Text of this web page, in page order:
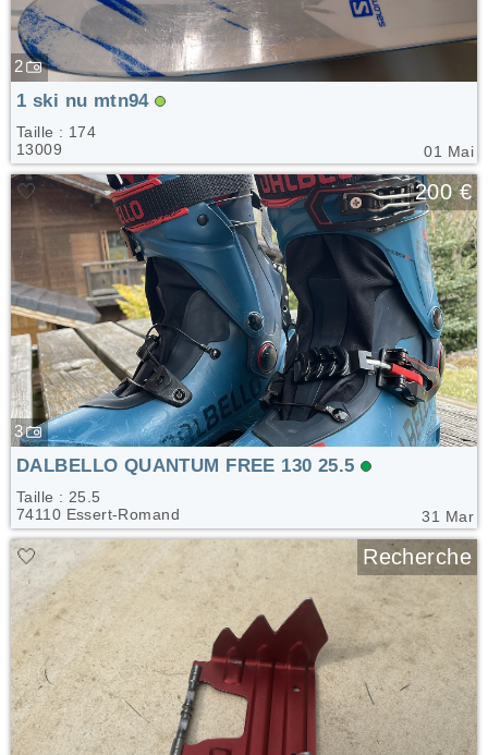
2
01 Mai
1 ski nu mtn94
Taille : 174
13009
🤍 200 €
3
31 Mar
DALBELLO QUANTUM FREE 130 25.5
Taille : 25.5
74110 Essert-Romand
🤍 Recherche